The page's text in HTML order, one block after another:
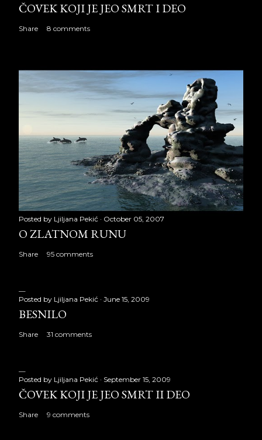
ČOVEK KOJI JE JEO SMRT I DEO
Share 8 comments
Posted by Ljiljana Pekić October 05, 2007
O ZLATNOM RUNU
Share 95 comments
Posted by Ljiljana Pekić June 15, 2009
BESNILO
Share 31 comments
Posted by Ljiljana Pekić September 15, 2009
ČOVEK KOJI JE JEO SMRT II DEO
Share 9 comments